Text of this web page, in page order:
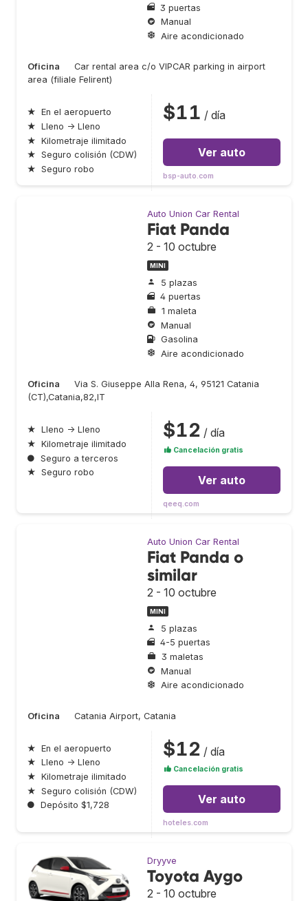
3 puertas
Manual
Aire acondicionado
Oficina
Car rental area c/o VIPCAR parking in airport
area (filiale Felirent)
★ En el aeropuerto
★ Lleno → Lleno
★ Kilometraje ilimitado
★ Seguro colisión (CDW)
★ Seguro robo
$11 / día
Ver auto
bsp-auto.com
Auto Union Car Rental
Fiat Panda
2 - 10 octubre
MINI
5 plazas
4 puertas
1 maleta
Manual
Gasolina
Aire acondicionado
Oficina
Via S. Giuseppe Alla Rena, 4, 95121 Catania
(CT),Catania,82,IT
★ Lleno → Lleno
★ Kilometraje ilimitado
● Seguro a terceros
★ Seguro robo
$12 / día
Cancelación gratis
Ver auto
qeeq.com
Auto Union Car Rental
Fiat Panda o
similar
2 - 10 octubre
MINI
5 plazas
4-5 puertas
3 maletas
Manual
Aire acondicionado
Oficina Catania Airport, Catania
★ En el aeropuerto
★ Lleno → Lleno
★ Kilometraje ilimitado
★ Seguro colisión (CDW)
● Depósito $1,728
$12 / día
Cancelación gratis
Ver auto
hoteles.com
Dryyve
Toyota Aygo
2 - 10 octubre